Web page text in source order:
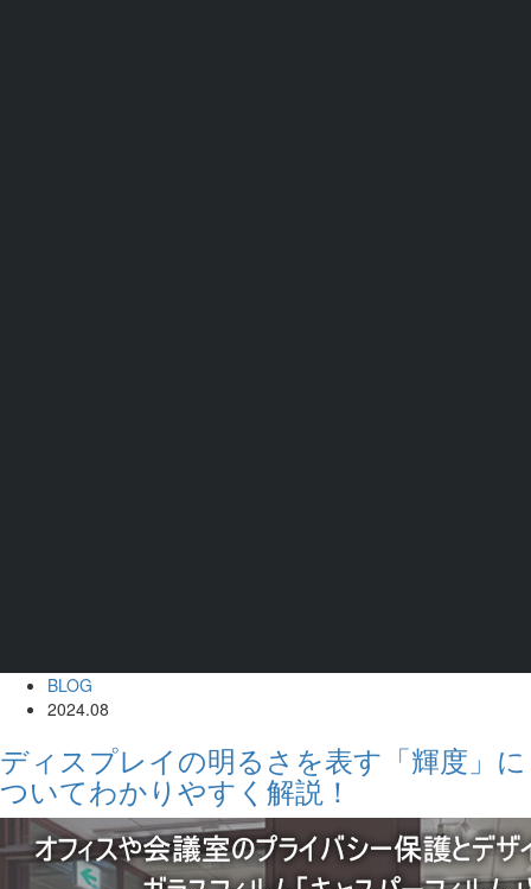
BLOG
2024.08
ディスプレイの明るさを表す「輝度」に
ついてわかりやすく解説！